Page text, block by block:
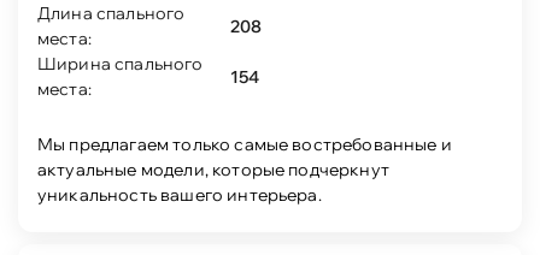
Длина спального
места:
208
Ширина спального
места:
154
Мы предлагаем только самые востребованные и
актуальные модели, которые подчеркнут
уникальность вашего интерьера.